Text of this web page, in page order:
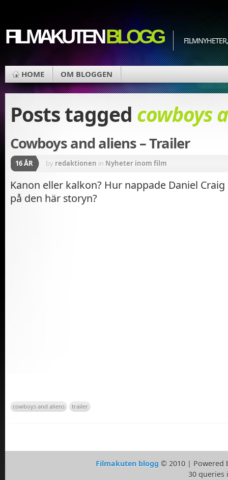
FILMAKUTENBLOGG
HOME OM BLOGGEN
Posts tagged cowboys
Cowboys and aliens – Trailer
16 ÅR by redaktionen in Nyheter inom film
Kanon eller kalkon? Hur nappade Daniel
på den här storyn?
cowboys and aliens trailer
Filmakuten blogg © 2010 | Powered
30 queries